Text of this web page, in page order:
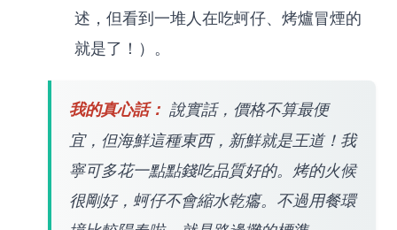
述，但看到一堆人在吃蚵仔、烤爐冒煙的
就是了！）。
我的真心話： 說實話，價格不算最便
宜，但海鮮這種東西，新鮮就是王道！我
寧可多花一點點錢吃品質好的。烤的火候
很剛好，蚵仔不會縮水乾癟。不過用餐環